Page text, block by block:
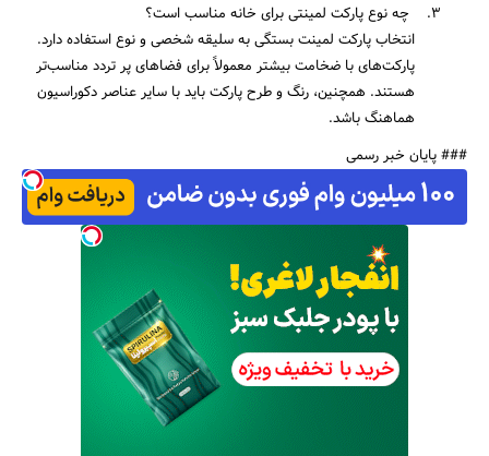
3. چه نوع پارکت لمینتی برای خانه مناسب است؟
انتخاب پارکت لمینت بستگی به سلیقه شخصی و نوع استفاده دارد.
پارکت‌های با ضخامت بیشتر معمولاً برای فضاهای پر تردد مناسب‌تر
هستند. همچنین، رنگ و طرح پارکت باید با سایر عناصر دکوراسیون
هماهنگ باشد.
### پایان خبر رسمی